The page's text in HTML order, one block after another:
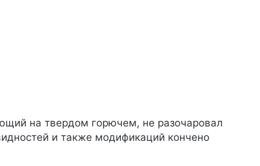
на твердом горючем, не разочаровал
и также модификаций кончено